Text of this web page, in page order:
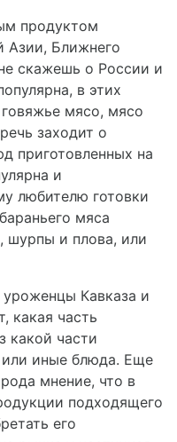
продуктом
Азии, Ближнего
скажешь о России и
в этих
мясо, мясо
заходит о
приготовленных на
и
любителю готовки
мяса
шурпы и плова, или
уроженцы Кавказа и
какая часть
какой части
или иные блюда. Еще
мнение, что в
подходящего
его